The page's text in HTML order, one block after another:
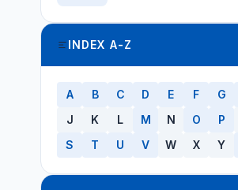
INDEX A-Z
A B C D E F G
J
K L M N O P
S
T U V W X Y